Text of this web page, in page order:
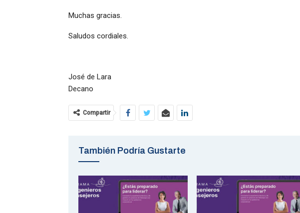
Muchas gracias.
Saludos cordiales.
José de Lara
Decano
Compartir
También Podría Gustarte